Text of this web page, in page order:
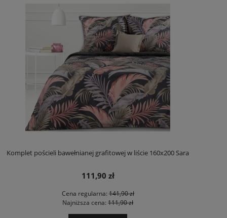
Komplet pościeli bawełnianej grafitowej w liście 160x200 Sara
111,90 zł
Cena regularna:141,90 zł
Najniższa cena: 111,90 zł